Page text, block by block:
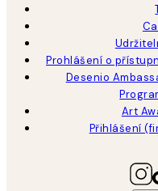
Prohlášení o
Desenio
Art
Přihlášení